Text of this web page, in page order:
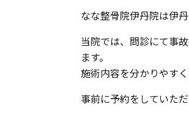
なな整骨院伊丹院は伊
当院では、問診にて事
ます。
施術内容を分かりやす
事前に予約をしていた